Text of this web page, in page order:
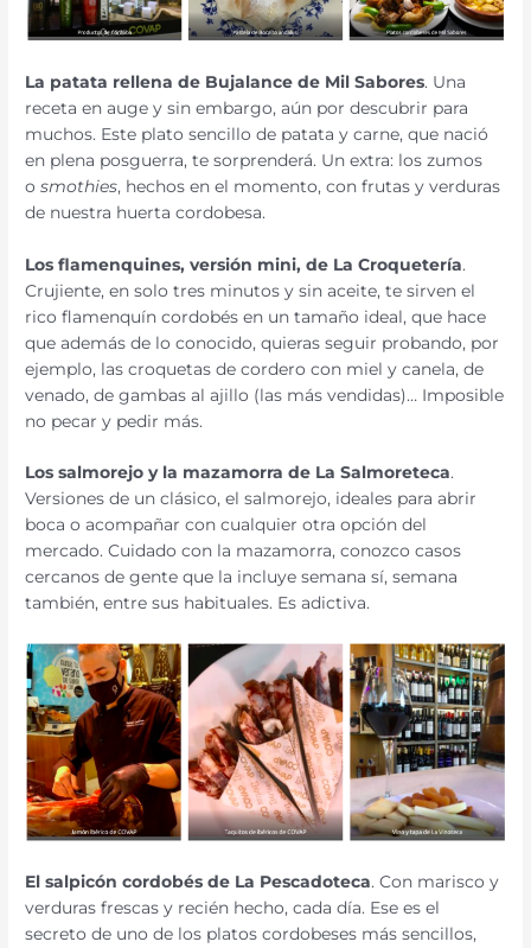
La patata rellena de Bujalance de Mil Sabores. Una
receta en auge y sin embargo, aún por descubrir para
muchos. Este plato sencillo de patata y carne, que nació
en plena posguerra, te sorprenderá. Un extra: los zumos
osmothies, hechos en el momento, con frutas y verduras
de nuestra huerta cordobesa.
Los flamenquines, versión mini, de La Croquetería.
Crujiente, en solo tres minutos y sin aceite, te sirven el
rico flamenquín cordobés en un tamaño ideal, que hace
que además de lo conocido, quieras seguir probando, por
ejemplo, las croquetas de cordero con miel y canela, de
venado, de gambas al ajillo (las más vendidas)… Imposible
no pecar y pedir más.
Los salmorejo y la mazamorra de La Salmoreteca.
Versiones de un clásico, el salmorejo, ideales para abrir
boca o acompañar con cualquier otra opción del
mercado. Cuidado con la mazamorra, conozco casos
cercanos de gente que la incluye semana sí, semana
también, entre sus habituales. Es adictiva.
El salpicón cordobés de La Pescadoteca. Con marisco y
verduras frescas y recién hecho, cada día. Ese es el
secreto de uno de los platos cordobeses más sencillos,